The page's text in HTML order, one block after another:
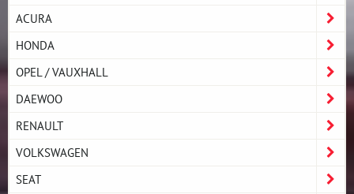
ACURA
HONDA
OPEL / VAUXHALL
DAEWOO
RENAULT
VOLKSWAGEN
SEAT